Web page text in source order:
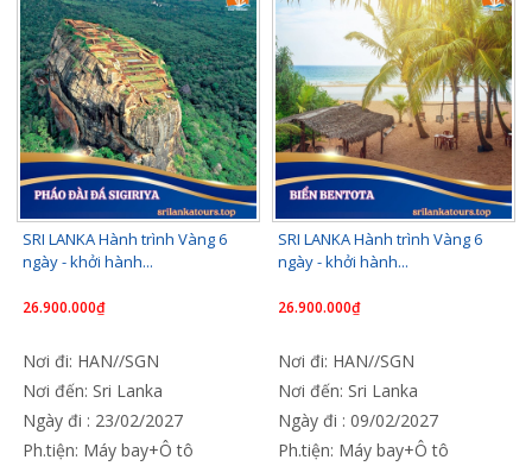
SRI LANKA Hành trình Vàng 6
ngày - khởi hành...
26.900.000₫
Nơi đi: HAN//SGN
Nơi đến: Sri Lanka
Ngày đi : 23/02/2027
Ph.tiện: Máy bay+Ô tô
SRI LANKA Hành trình Vàng 6
ngày - khởi hành...
26.900.000₫
Nơi đi: HAN//SGN
Nơi đến: Sri Lanka
Ngày đi : 09/02/2027
Ph.tiện: Máy bay+Ô tô